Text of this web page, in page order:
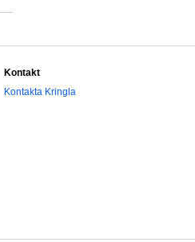
Kontakt
Kontakta Kringla